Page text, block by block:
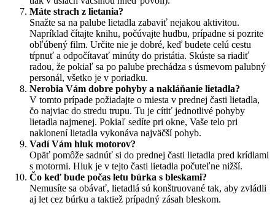
Máte strach z lietania?
Snažte sa na palube lietadla zabaviť nejakou aktivitou.
Napríklad čítajte knihu, počúvajte hudbu, prípadne si pozrite
obľúbený film. Určite nie je dobré, keď budete celú cestu
tŕpnuť a odpočítavať minúty do pristátia. Skúste sa riadiť
radou, že pokiaľ sa po palube prechádza s úsmevom palubný
personál, všetko je v poriadku.
Nerobia Vám dobre pohyby a nakláňanie lietadla?
V tomto prípade požiadajte o miesta v prednej časti lietadla,
čo najviac do stredu trupu. Tu je cítiť jednotlivé pohyby
lietadla najmenej. Pokiaľ sedíte pri okne, Vaše telo pri
naklonení lietadla vykonáva najväčší pohyb.
Vadí Vám hluk motorov?
Opäť pomôže sadnúť si do prednej časti lietadla pred krídlami
s motormi. Hluk je v tejto časti lietadla počuteľne nižší.
Čo keď bude počas letu búrka s bleskami?
Nemusíte sa obávať, lietadlá sú konštruované tak, aby zvládli
aj let cez búrku a taktiež prípadný zásah bleskom.